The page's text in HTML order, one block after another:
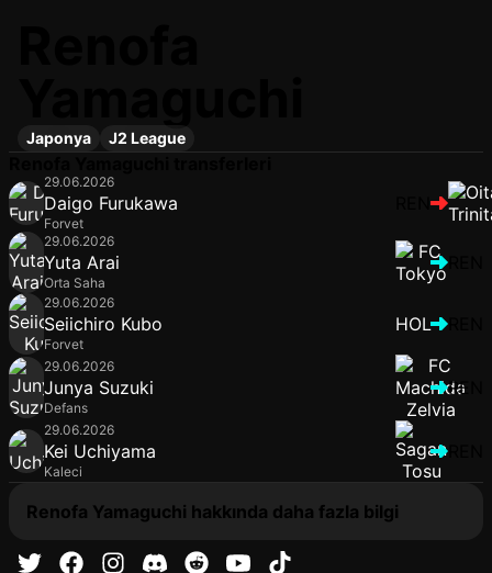
Japonya J2 League
29.06.2026
Daigo Furukawa
Forvet
29.06.2026
Yuta Arai
Orta Saha
29.06.2026
Seiichiro Kubo
Forvet
HOL
29.06.2026
Junya Suzuki
Defans
REN
29.06.2026
Kei Uchiyama
Kaleci
Renofa Yamaguchi hakkında daha fazla bilgi